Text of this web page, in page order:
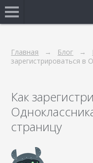
Главная Блог
зарегистрироваться в
Как
страницу